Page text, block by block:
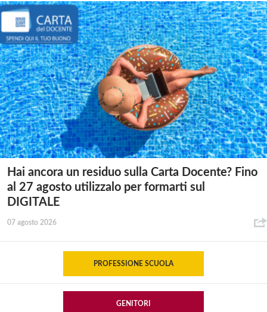
Hai ancora un residuo sulla Carta Docente? Fino
al 27 agosto utilizzalo per formarti sul
DIGITALE
07 agosto 2026
PROFESSIONE SCUOLA
GENITORI